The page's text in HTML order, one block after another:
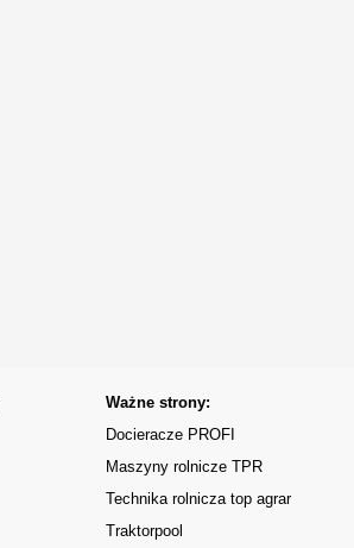
Ważne strony:
Docieracze PROFI
Maszyny rolnicze TPR
Technika rolnicza top agrar
Traktorpool